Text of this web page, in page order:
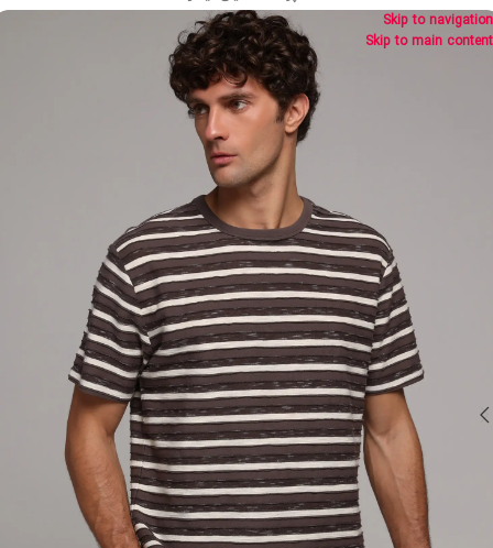
Skip to navigation
Skip to main content